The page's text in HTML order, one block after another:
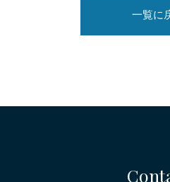
一覧に